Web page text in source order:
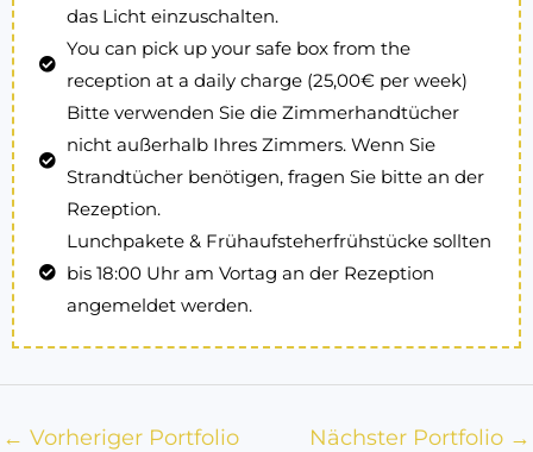
das Licht einzuschalten.
You can pick up your safe box from the
reception at a daily charge (25,00€ per week)
Bitte verwenden Sie die Zimmerhandtücher
nicht außerhalb Ihres Zimmers. Wenn Sie
Strandtücher benötigen, fragen Sie bitte an der
Rezeption.
Lunchpakete & Frühaufsteherfrühstücke sollten
bis 18:00 Uhr am Vortag an der Rezeption
angemeldet werden.
← Vorheriger Portfolio Nächster Portfolio →